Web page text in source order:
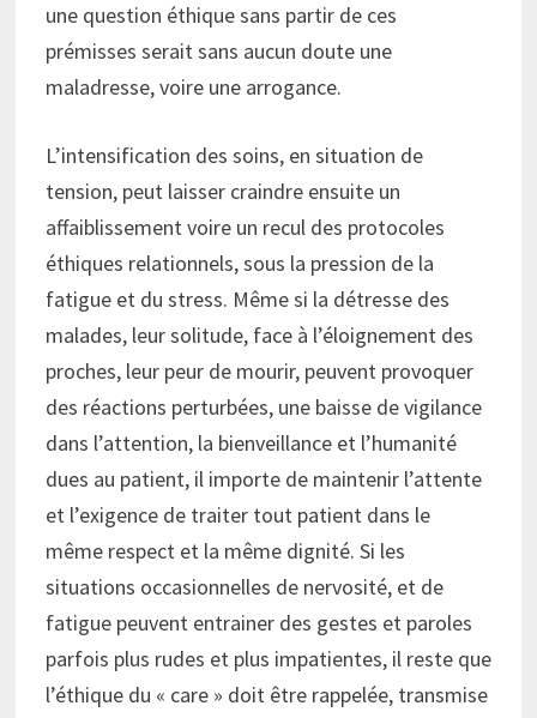
une question éthique sans partir de ces
prémisses serait sans aucun doute une
maladresse, voire une arrogance.
L’intensification des soins, en situation de
tension, peut laisser craindre ensuite un
affaiblissement voire un recul des protocoles
éthiques relationnels, sous la pression de la
fatigue et du stress. Même si la détresse des
malades, leur solitude, face à l’éloignement des
proches, leur peur de mourir, peuvent provoquer
des réactions perturbées, une baisse de vigilance
dans l’attention, la bienveillance et l’humanité
dues au patient, il importe de maintenir l’attente
et l’exigence de traiter tout patient dans le
même respect et la même dignité. Si les
situations occasionnelles de nervosité, et de
fatigue peuvent entrainer des gestes et paroles
parfois plus rudes et plus impatientes, il reste que
l’éthique du « care » doit être rappelée, transmise